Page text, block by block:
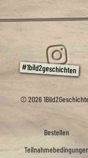
© 2026
Bestellen